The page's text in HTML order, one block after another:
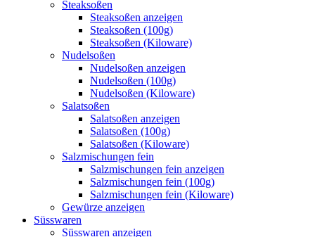
Steaksoßen
Steaksoßen anzeigen
Steaksoßen (100g)
Steaksoßen (Kiloware)
Nudelsoßen
Nudelsoßen anzeigen
Nudelsoßen (100g)
Nudelsoßen (Kiloware)
Salatsoßen
Salatsoßen anzeigen
Salatsoßen (100g)
Salatsoßen (Kiloware)
Salzmischungen fein
Salzmischungen fein anzeigen
Salzmischungen fein (100g)
Salzmischungen fein (Kiloware)
Gewürze anzeigen
Süsswaren
Süsswaren anzeigen